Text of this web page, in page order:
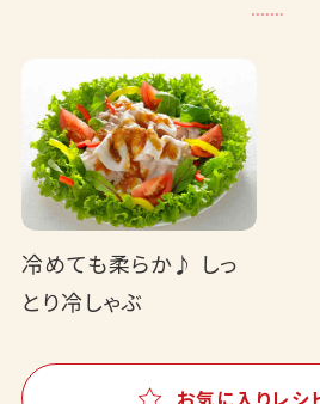
冷めても柔らか♪ しっ
とり冷しゃぶ
お気に入りレシ